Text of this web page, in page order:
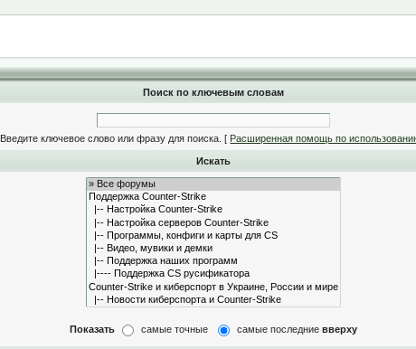
Поиск по ключевым словам
Введите ключевое слово или фразу для поиска. [ Расширенная помощь по
Искать
Показать самые точные самые последние вверху